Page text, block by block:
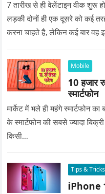
7 तारीख से ही वेलेंटाइन वीक शुरू
लड़की दोनों ही एक दूसरे को कई
करना चाहते है, लेकिन कई बार वह
Mobile
10 हजार
स्मार्टफोन
मार्केट में भले ही महंगे स्मार्टफोन
के स्मार्टफोन की सबसे ज्यादा
किसी…
Tips & Tricks
iPhone